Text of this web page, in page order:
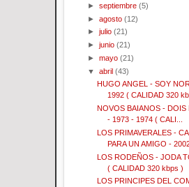
►septiembre (5)
►agosto (12)
►julio (21)
►junio (21)
►mayo (21)
▼abril (43)
HUGO ANGEL - SOY
1992 ( CALIDAD 320
NOVOS BAIANOS - DOIS
- 1973 - 1974 ( CALI...
LOS PRIMAVERALES -
PARA UN AMIGO - 2002
LOS RODEÑOS - JODA
( CALIDAD 320 kbps )
LOS PRINCIPES DEL